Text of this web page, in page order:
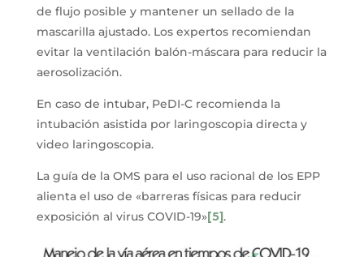
de flujo posible y mantener un sellado de la
mascarilla ajustado. Los expertos recomiendan
evitar la ventilación balón-máscara para reducir la
aerosolización.
En caso de intubar, PeDI-C recomienda la
intubación asistida por laringoscopia directa y
video laringoscopia.
La guía de la OMS para el uso racional de los EPP
alienta el uso de «barreras físicas para reducir
exposición al virus COVID-19»[5].